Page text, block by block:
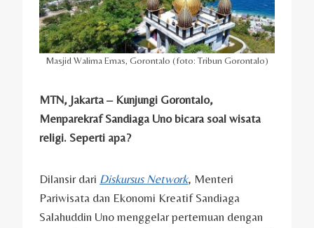
Masjid Walima Emas, Gorontalo (foto: Tribun Gorontalo)
MTN, Jakarta – Kunjungi Gorontalo,
Menparekraf Sandiaga Uno bicara soal wisata
religi. Seperti apa?
Dilansir dari Diskursus Network, Menteri
Pariwisata dan Ekonomi Kreatif Sandiaga
Salahuddin Uno menggelar pertemuan dengan